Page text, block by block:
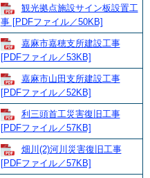
観光拠点施設サイン板設置工
事 [PDFファイル／50KB]
嘉麻市嘉穂支所建設工事
[PDFファイル／53KB]
嘉麻市山田支所建設工事
[PDFファイル／52KB]
利三頭首工災害復旧工事
[PDFファイル／57KB]
畑川(2)河川災害復旧工事
[PDFファイル／57KB]